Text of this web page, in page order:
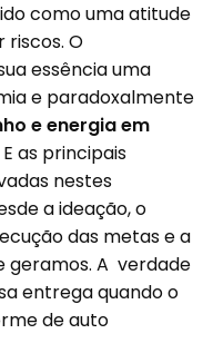
como uma atitude
O
essência uma
e paradoxalmente
e energia em
E as principais
nestes
a ideação, o
das metas e a
geramos. A verdade
entrega quando o
de auto